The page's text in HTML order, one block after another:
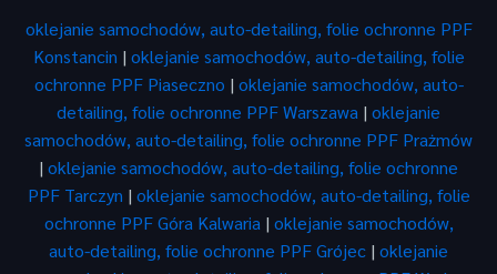
oklejanie samochodów, auto-detailing, folie ochronne PPF
Konstancin | oklejanie samochodów, auto-detailing, folie
ochronne PPF Piaseczno | oklejanie samochodów, auto-
detailing, folie ochronne PPF Warszawa | oklejanie
samochodów, auto-detailing, folie ochronne PPF Prażmów
| oklejanie samochodów, auto-detailing, folie ochronne
PPF Tarczyn | oklejanie samochodów, auto-detailing, folie
ochronne PPF Góra Kalwaria | oklejanie samochodów,
auto-detailing, folie ochronne PPF Grójec | oklejanie